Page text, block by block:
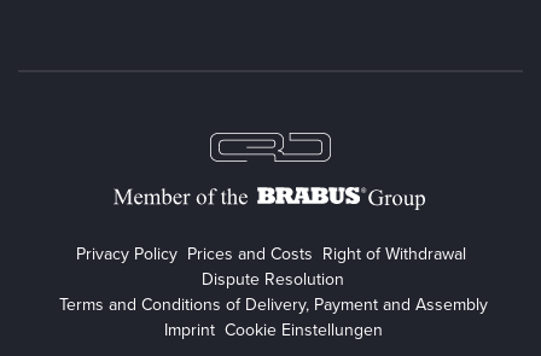
Privacy Policy Prices and Costs Right of Withdrawal
Dispute Resolution
Terms and Conditions of Delivery, Payment and Assembly
Imprint Cookie Einstellungen